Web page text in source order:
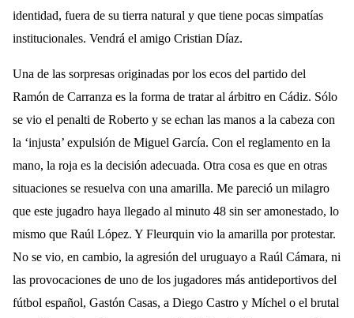
identidad, fuera de su tierra natural y que tiene pocas simpatías
institucionales. Vendrá el amigo Cristian Díaz.
Una de las sorpresas originadas por los ecos del partido del
Ramón de Carranza es la forma de tratar al árbitro en Cádiz. Sólo
se vio el penalti de Roberto y se echan las manos a la cabeza con
la ‘injusta’ expulsión de Miguel García. Con el reglamento en la
mano, la roja es la decisión adecuada. Otra cosa es que en otras
situaciones se resuelva con una amarilla. Me pareció un milagro
que este jugadro haya llegado al minuto 48 sin ser amonestado, lo
mismo que Raúl López. Y Fleurquin vio la amarilla por protestar.
No se vio, en cambio, la agresión del uruguayo a Raúl Cámara, ni
las provocaciones de uno de los jugadores más antideportivos del
fútbol español, Gastón Casas, a Diego Castro y Míchel o el brutal